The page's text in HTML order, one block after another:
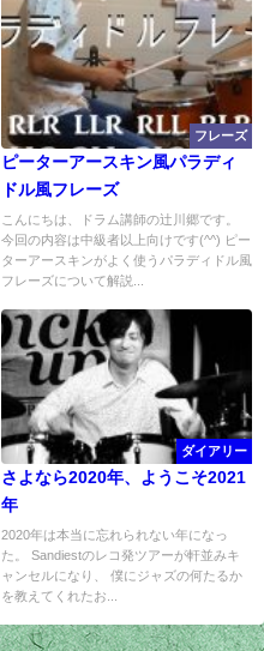
フレーズ
ピーターアースキン風パラディ
ドル風フレーズ
こんにちは、ドラム講師の辻川郷です。
今回の内容は中級者以上向けです(^^) ピー
ターアースキンがよく使うパラディドル風
フレーズについて解説...
ダイアリー
さよなら2020年、ようこそ2021
年
2020年は本当に忘れられない年になっ
た。 Sandiestのレコ発ツアーが軒並みキ
ャンセルになり、 僕にジャズの何たるか
を教えてくれたお...